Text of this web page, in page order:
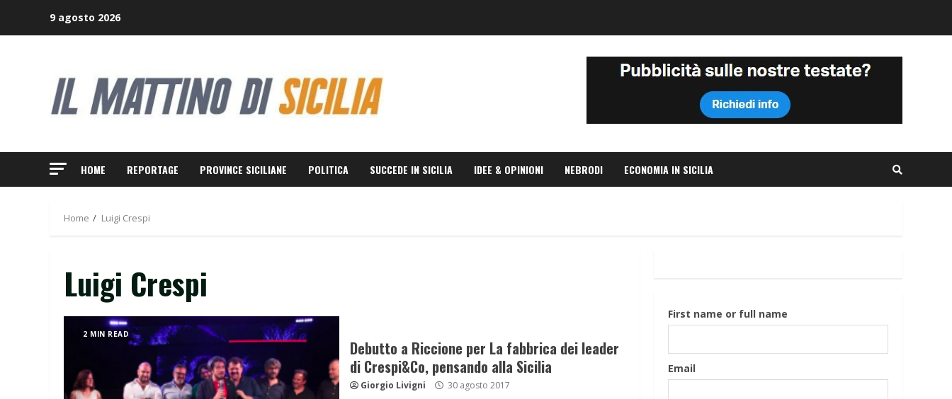
9 agosto 2026
HOME REPORTAGE PROVINCE SICILIANE POLITICA SUCCEDE IN SICILIA IDEE & OPINIONI NEBRODI ECONOMIA IN SICILIA
Home Luigi Crespi
Luigi Crespi
2 MIN READ
Debutto a Riccione per La fabbrica dei leader
di Crespi&Co, pensando alla Sicilia
Giorgio Livigni 30 agosto 2017
First name or full name
Email